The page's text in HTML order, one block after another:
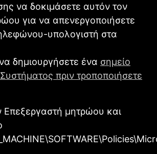
να δοκιμάσετε αυτόν τον
για να απενεργοποιήσετε
υπολογιστή στα
δημιουργήσετε ένα σημείο
πριν τροποποιήσετε
Επεξεργαστή μητρώου και